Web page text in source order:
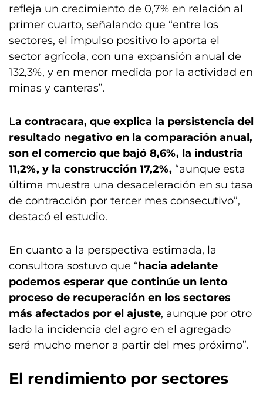
refleja un crecimiento de 0,7% en relación al
primer cuarto, señalando que “entre los
sectores, el impulso positivo lo aporta el
sector agrícola, con una expansión anual de
132,3%, y en menor medida por la actividad en
minas y canteras”.
La contracara, que explica la persistencia del
resultado negativo en la comparación anual,
son el comercio que bajó 8,6%, la industria
11,2%, y la construcción 17,2%, “aunque esta
última muestra una desaceleración en su tasa
de contracción por tercer mes consecutivo”,
destacó el estudio.
En cuanto a la perspectiva estimada, la
consultora sostuvo que “hacia adelante
podemos esperar que continúe un lento
proceso de recuperación en los sectores
más afectados por el ajuste, aunque por otro
lado la incidencia del agro en el agregado
será mucho menor a partir del mes próximo”.
El rendimiento por sectores